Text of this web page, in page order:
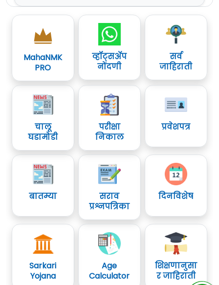
MahaNMK
PRO
व्हॉट्सॲप
नोंदणी
सर्व
जाहिराती
चालू
घडामोडी
परीक्षा
निकाल
प्रवेशपत्र
बातम्या
सराव
प्रश्नपत्रिका
दिनविशेष
Sarkari
Yojana
Age
Calculator
शिक्षणानुसा
र जाहिराती